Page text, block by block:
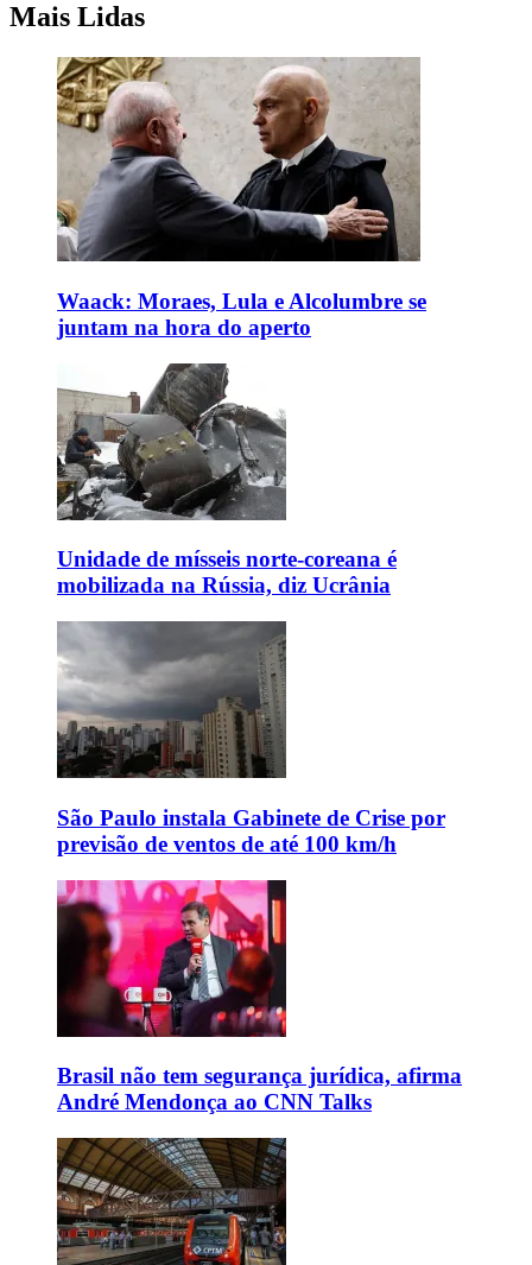
Mais Lidas
Waack: Moraes, Lula e Alcolumbre se
juntam na hora do aperto
Unidade de mísseis norte-coreana é
mobilizada na Rússia, diz Ucrânia
São Paulo instala Gabinete de Crise por
previsão de ventos de até 100 km/h
Brasil não tem segurança jurídica, afirma
André Mendonça ao CNN Talks